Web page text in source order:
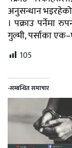
अनुसन्धान
। पक्राउ पर्नेमा
गुल्मी, पर्साका
105
-सम्बन्धित समाचार